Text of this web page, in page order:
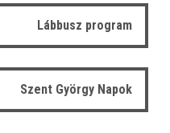
Lábbusz program
Szent György Napok